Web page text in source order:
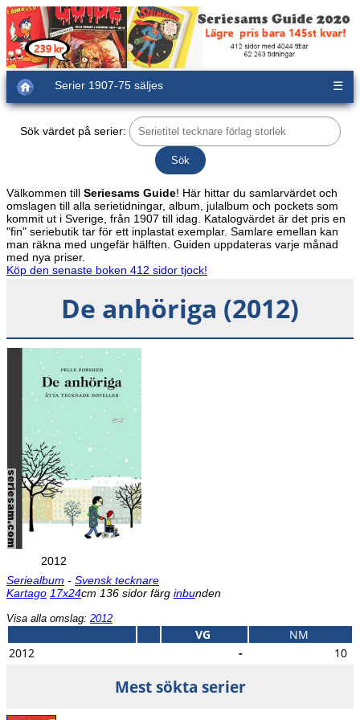
Serier 1907-75 säljes ☰
Sök värdet på serier:
Välkommen till Seriesams Guide! Här hittar du samlarvärdet och
omslagen till alla serietidningar, album, julalbum och pockets som
kommit ut i Sverige, från 1907 till idag. Katalogvärdet är det pris en
"fin" seriebutik tar för ett inplastat exemplar. Samlare emellan kan
man räkna med ungefär hälften. Guiden uppdateras varje månad
med nya priser.
Köp den senaste boken 412 sidor tjock!
De anhöriga (2012)
2012
Seriealbum - Svensk tecknare
Kartago 17x24cm 136 sidor färg inbunden
Visa alla omslag: 2012
VG
NM
2012
- 10
Mest sökta serier